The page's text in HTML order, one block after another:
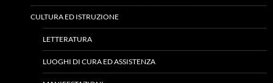
CULTURA ED ISTRUZIONE
LETTERATURA
LUOGHI DI CURA ED ASSISTENZA